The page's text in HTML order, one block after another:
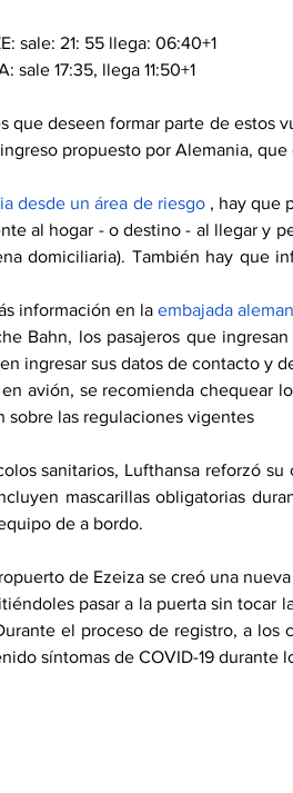
sale: 21: 55 llega: 06:40+1
sale 17:35, llega 11:50+1
que deseen formar parte de estos
propuesto por Alemania,
desde un área de riesgo , hay que
al hogar - o destino - al llegar y
domiciliaria). También hay que
información en la embajada
Bahn, los pasajeros que
ingresar sus datos de contacto y
avión, se recomienda chequear
sobre las regulaciones vigentes
sanitarios, Lufthansa reforzó
mascarillas obligatorias
de a bordo.
de Ezeiza se creó una
pasar a la puerta sin tocar
el proceso de registro, a los
síntomas de COVID-19 durante